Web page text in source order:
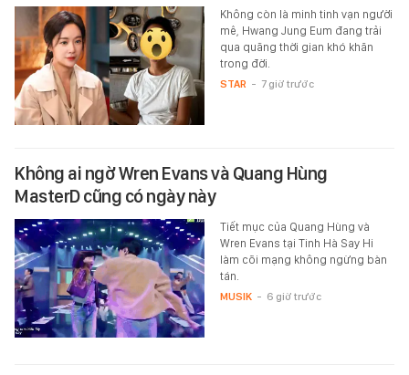
Không còn là minh tinh vạn người
mê, Hwang Jung Eum đang trải
qua quãng thời gian khó khăn
trong đời.
STAR - 7 giờ trước
Không ai ngờ Wren Evans và Quang Hùng
MasterD cũng có ngày này
Tiết mục của Quang Hùng và
Wren Evans tại Tinh Hà Say Hi
làm cõi mạng không ngừng bàn
tán.
MUSIK - 6 giờ trước